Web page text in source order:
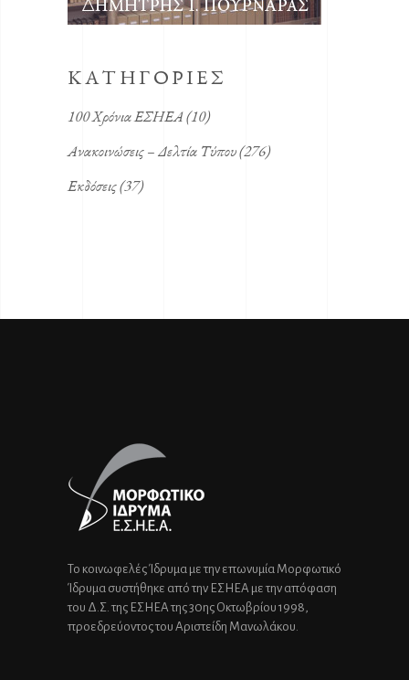
KΑΤΗΓΟΡΙΕΣ
100 Χρόνια ΕΣΗΕΑ(10)
Ανακοινώσεις – Δελτία Τύπου(276)
Εκδόσεις(37)
Το κοινωφελές Ίδρυμα με την επωνυμία Μορφωτικό
Ίδρυμα συστήθηκε από την ΕΣΗΕΑ με την απόφαση
του Δ.Σ. της ΕΣΗΕΑ της 30ης Οκτωβρίου 1998,
προεδρεύοντος του Αριστείδη Μανωλάκου.